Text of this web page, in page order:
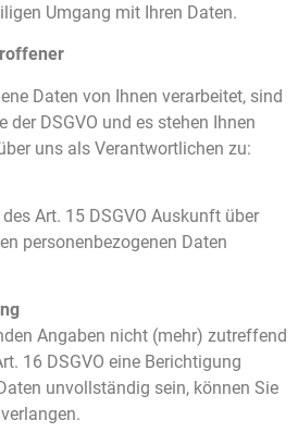
Umgang mit Ihren Daten.
Daten von Ihnen verarbeitet, sind
der DSGVO und es stehen Ihnen
uns als Verantwortlichen zu:
Art. 15 DSGVO Auskunft über
personenbezogenen Daten
Angaben nicht (mehr) zutreffend
16 DSGVO eine Berichtigung
unvollständig sein, können Sie